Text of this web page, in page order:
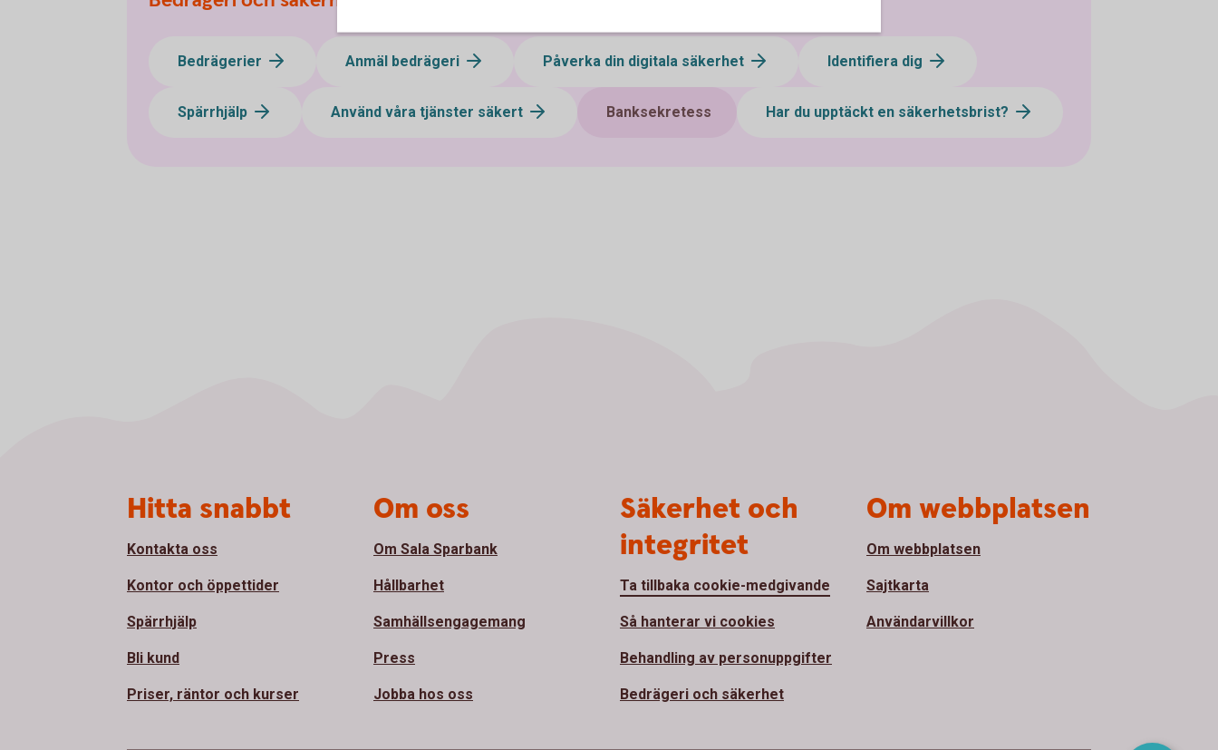
Bedrägerier Anmäl bedrägeri Påverka din digitala säkerhet Identifiera dig
Spärrhjälp Använd våra tjänster säkert Banksekretess Har du upptäckt en säkerhetsbrist?
Hitta snabbt
Kontakta oss
Kontor och öppettider
Spärrhjälp
Bli kund
Priser, räntor och kurser
Om oss
Om Sala Sparbank
Hållbarhet
Samhällsengagemang
Press
Jobba hos oss
Säkerhet och
integritet
Ta tillbaka cookie-medgivande
Så hanterar vi cookies
Behandling av personuppgifter
Bedrägeri och säkerhet
Om webbplatsen
Om webbplatsen
Sajtkarta
Användarvillkor